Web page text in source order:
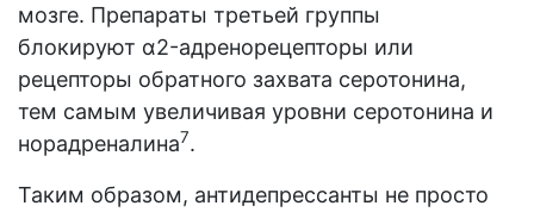
мозге. Препараты третьей группы
блокируют α2-адренорецепторы или
рецепторы обратного захвата серотонина,
тем самым увеличивая уровни серотонина и
норадреналина7.
Таким образом, антидепрессанты не просто